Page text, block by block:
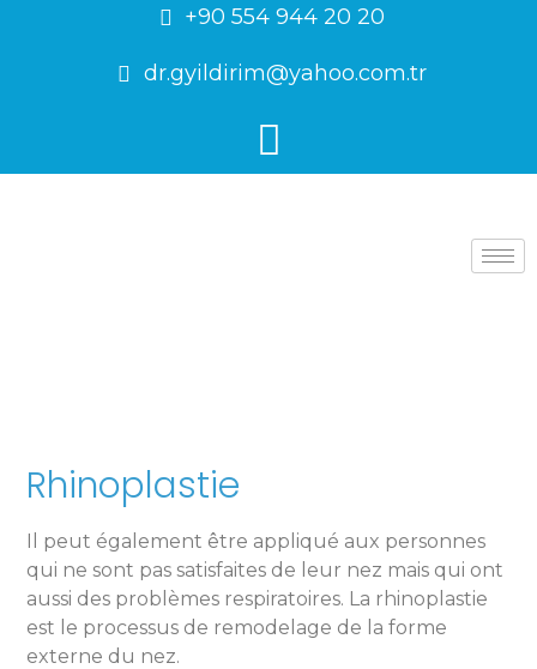
+90 554 944 20 20
dr.gyildirim@yahoo.com.tr
Rhinoplastie
Il peut également être appliqué aux personnes
qui ne sont pas satisfaites de leur nez mais qui ont
aussi des problèmes respiratoires. La rhinoplastie
est le processus de remodelage de la forme
externe du nez.